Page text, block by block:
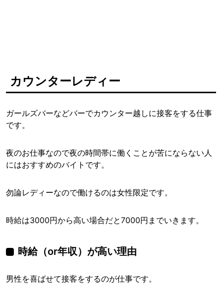
カウンターレディー
ガールズバーなどバーでカウンター越しに接客をする仕事
です。
夜のお仕事なので夜の時間帯に働くことが苦にならない人
にはおすすめのバイトです。
勿論レディーなので働けるのは女性限定です。
時給は3000円から高い場合だと7000円までいきます。
時給（or年収）が高い理由
男性を喜ばせて接客をするのが仕事です。